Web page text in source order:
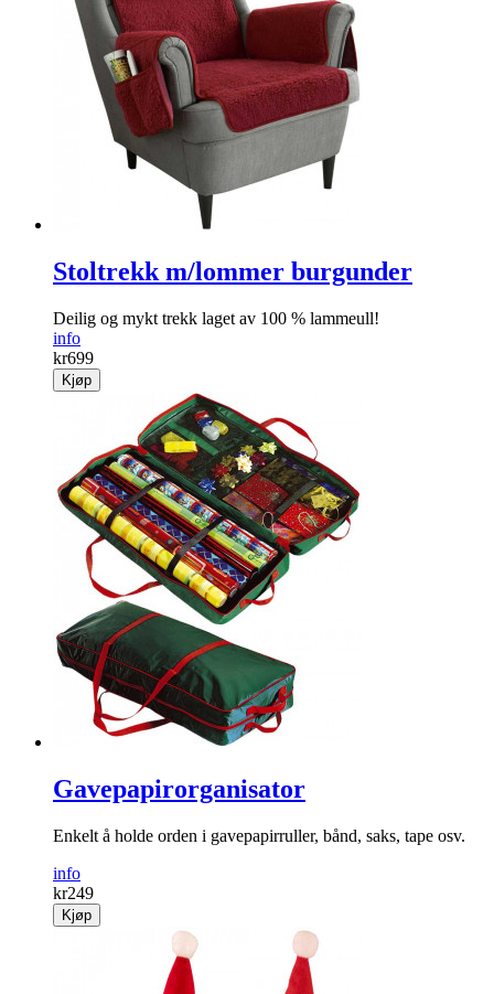
Stoltrekk m/lommer burgunder
Deilig og mykt trekk laget av 100 % lammeull!
info
kr699
Kjøp
Gavepapirorganisator
Enkelt å holde orden i gavepapirruller, bånd, saks, tape osv.
info
kr249
Kjøp